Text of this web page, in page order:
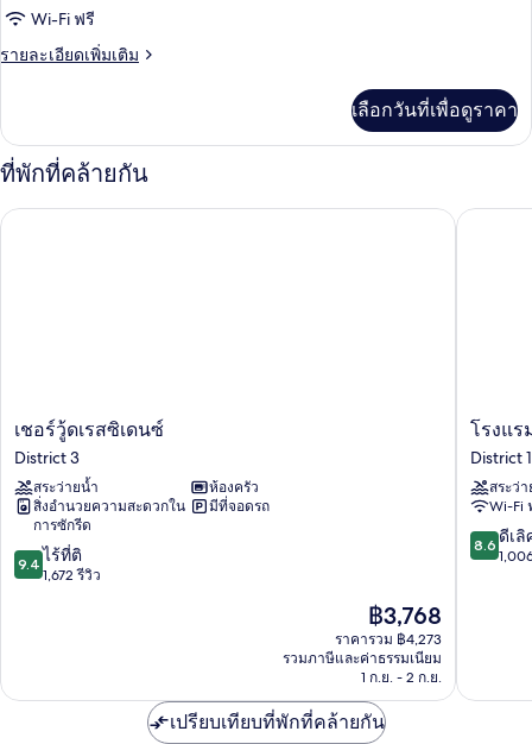
ของ
Deluxe
Wi-Fi ฟรี
รายละเอียดเพิ่มเติม
ราย
เกี่ยว
กับ
Deluxe
เลือกวันที่เพื่อดูราคา
ที่พักที่คล้ายกัน
เชอ
ร์
วู้
ดเรส
ซิ
เดน
ซ์
District
เชอร์วู้ดเรสซิเดนซ์
District 3
สระว่ายน้ำ
ห้องครัว
สิ่งอำนวยความสะดวกใน
การซักรีด
มีที่จอดรถ
9.4
จาก
รีวิว
9.4 ไร้ที่ติ
1,672 รีวิว
ราคา
ปัจจุบัน
คือ
฿3,768
฿3,768
ราคารวม ฿4,273
รวมภาษีและค่าธรรมเนียม
1 ก.ย. - 2 ก.ย.
เชอร์วู้ดเรสซิเดนซ์
โรง
แรม
เบย์
โฮ
จิ
มิ
นห์
โรงแร
District 1
สระว่
Wi-Fi
8.6
จาก
8.6 ดีเลิ
โรงแรม
เปรียบเทียบที่พักที่คล้ายกัน